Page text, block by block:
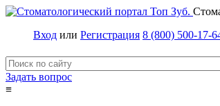
Вход или Регистрация 8 (800) 500-17-
Задать вопрос
≡